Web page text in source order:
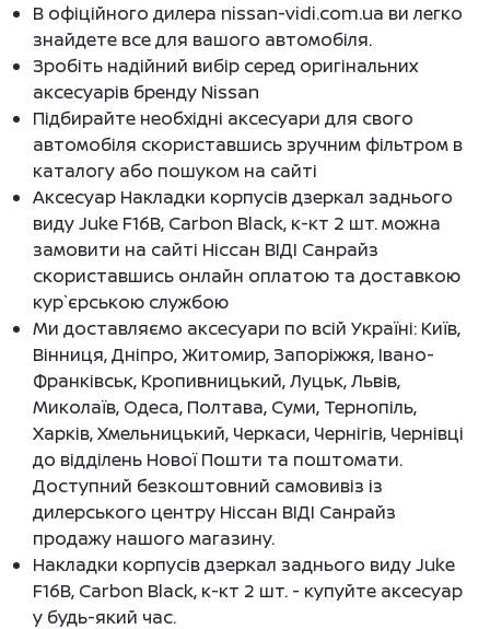
В офіційного дилера nissan-vidi.com.ua ви легко
знайдете все для вашого автомобіля.
Зробіть надійний вибір серед оригінальних
аксесуарів бренду Nissan
Підбирайте необхідні аксесуари для свого
автомобіля скориставшись зручним фільтром в
каталогу або пошуком на сайті
Аксесуар Накладки корпусів дзеркал заднього
виду Juke F16B, Carbon Black, к-кт 2 шт. можна
замовити на сайті Ніссан ВІДІ Санрайз
скориставшись онлайн оплатою та доставкою
кур`єрською службою
Ми доставляємо аксесуари по всій Україні: Київ,
Вінниця, Дніпро, Житомир, Запоріжжя, Івано-
Франківськ, Кропивницький, Луцьк, Львів,
Миколаїв, Одеса, Полтава, Суми, Тернопіль,
Харків, Хмельницький, Черкаси, Чернігів, Чернівці
до відділень Нової Пошти та поштомати.
Доступний безкоштовний самовивіз із
дилерського центру Ніссан ВІДІ Санрайз
продажу нашого магазину.
Накладки корпусів дзеркал заднього виду Juke
F16B, Carbon Black, к-кт 2 шт. - купуйте аксесуар
у будь-який час.